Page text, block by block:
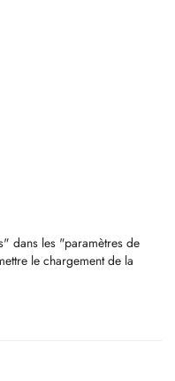
dans les "paramètres de
le chargement de la